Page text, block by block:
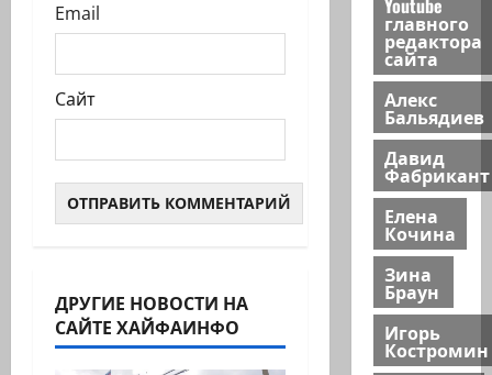
Email
Сайт
ДРУГИЕ НОВОСТИ НА
САЙТЕ ХАЙФАИНФО
главного
редактора
сайта
Алекс
Бальядиев
Давид
Фабрикант
Елена
Кочина
Зина
Браун
Игорь
Костромин